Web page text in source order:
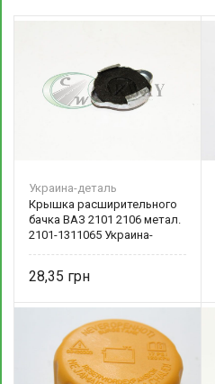
Украина-деталь
Крышка расширительного
бачка ВАЗ 2101 2106 метал.
2101-1311065 Украина-
28,35